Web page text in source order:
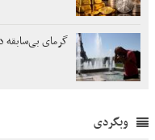
گرمای بی‌سابقه
وبگردی